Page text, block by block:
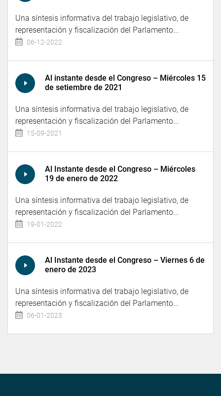
Una síntesis informativa del trabajo legislativo, de
representación y fiscalización del Parlamento...
06-12-2022
Al instante desde el Congreso – Miércoles 15
de setiembre de 2021
Una síntesis informativa del trabajo legislativo, de
representación y fiscalización del Parlamento...
15-09-2021
Al Instante desde el Congreso – Miércoles
19 de enero de 2022
Una síntesis informativa del trabajo legislativo, de
representación y fiscalización del Parlamento...
19-01-2022
Al Instante desde el Congreso – Viernes 6 de
enero de 2023
Una síntesis informativa del trabajo legislativo, de
representación y fiscalización del Parlamento...
06-01-2023